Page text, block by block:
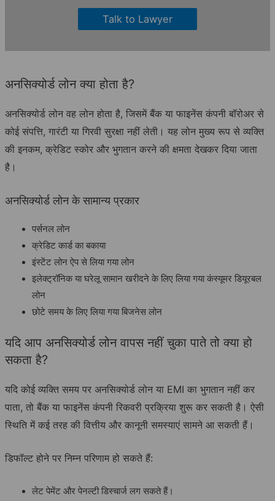
Talk to Lawyer
अनसिक्योर्ड लोन क्या होता है?
अनसिक्योर्ड लोन वह लोन होता है, जिसमें बैंक या फाइनेंस कंपनी बॉरोअर से
कोई संपत्ति, गारंटी या गिरवी सुरक्षा नहीं लेती। यह लोन मुख्य रूप से व्यक्ति
की इनकम, क्रेडिट स्कोर और भुगतान करने की क्षमता देखकर दिया जाता
है।
अनसिक्योर्ड लोन के सामान्य प्रकार
पर्सनल लोन
क्रेडिट कार्ड का बकाया
इंस्टेंट लोन ऐप से लिया गया लोन
इलेक्ट्रॉनिक या घरेलू सामान खरीदने के लिए लिया गया कंस्यूमर डियूरबल
लोन
छोटे समय के लिए लिया गया बिजनेस लोन
यदि आप अनसिक्योर्ड लोन वापस नहीं चुका पाते तो क्या हो
सकता है?
यदि कोई व्यक्ति समय पर अनसिक्योर्ड लोन या EMI का भुगतान नहीं कर
पाता, तो बैंक या फाइनेंस कंपनी रिकवरी प्रक्रिया शुरू कर सकती है। ऐसी
स्थिति में कई तरह की वित्तीय और कानूनी समस्याएं सामने आ सकती हैं।
डिफॉल्ट होने पर निम्न परिणाम हो सकते हैं:
लेट पेमेंट और पेनल्टी डिस्चार्ज लग सकते हैं।